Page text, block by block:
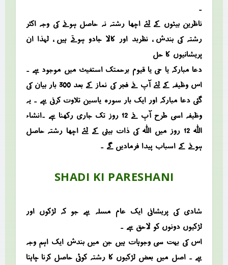
۔
ناظرین بیٹوں کے لئے اچھا رشتہ نہ حاصل ہونے کی وجہ اکثر
رشتہ کی بندش ، نظربد اور کالا جادو ہوتے ہیں ، لہذا ان
پریشانیوں کا حل
دعا مبارکہ یا حی یا قیوم برحمتک استغیث میں موجود ہے ۔
اس وظیفہ کے لئے آپ نے فجر کی نماز کے بعد 300 بار بیان کی
گئی دعا مبارکہ اور ایک بار سورہ یاسین تلاوت کرنی ہے ۔ یہ
وظیفہ اسی طرح آپ نے 12 روز تک جاری رکھنا ہے ۔انشاء
اللہ 12 روز میں اللہ کی ذات بیٹی کے لئے اچھا رشتہ حاصل
ہونے کے اسباب پیدا فرمادیں گے ۔
SHADI KI PARESHANI
شادی کی پریشانی ایک عام مسلہ ہے جو کہ لڑکوں اور
لڑکیوں دونوں کو لاحق ہے ۔
اس کی بہت سی وجوہات ہیں جن میں بندش ایک اہم وجہ
ہے ۔ اصل میں بعض لڑکیوں کا رشتہ کوئی حاصل کرنا چاہتا